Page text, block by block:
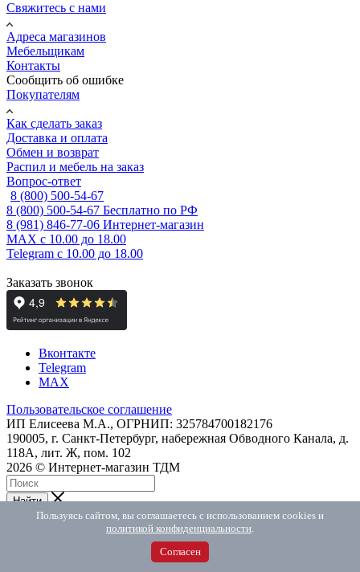
Свяжитесь с нами
Адреса магазинов
Мебельщикам
Контакты
Сообщить об ошибке
Покупателям
Как сделать заказ
Доставка и оплата
Обмен и возврат
Распил и мебель на заказ
Вопрос-ответ
8 (800) 500-54-67
8 (800) 500-54-67 Бесплатно по РФ
8 (981) 846-77-06 Интернет-магазин
MAX с 10.00 до 18.00
Telegram с 10.00 до 18.00
Заказать звонок
Вконтакте
Telegram
MAX
Пользовательское соглашение
ИП Елисеева М.А., ОГРНИП: 325784700182176
190005, г. Санкт-Петербург, набережная Обводного Канала, д.
118А, лит. Ж, пом. 102
2026 © Интернет-магазин ТДМ
Найти
Пользуясь сайтом, вы соглашаетесь с использованием cookies и
политикой конфиденциальности.
Согласен
Telegram